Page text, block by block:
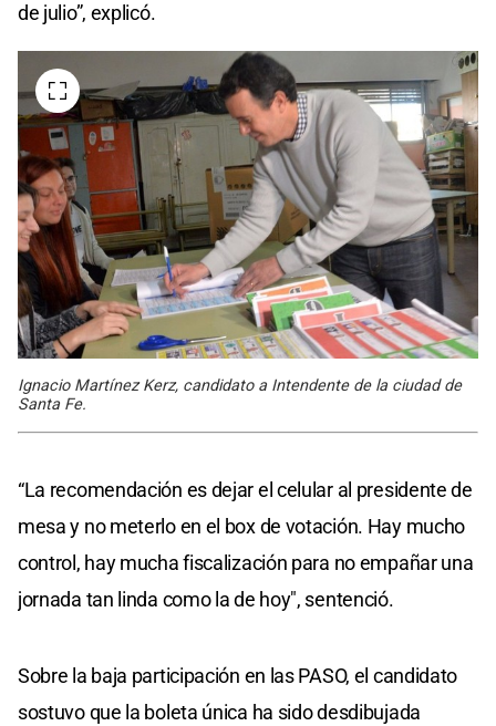
de julio”, explicó.
Ignacio Martínez Kerz, candidato a Intendente de la ciudad de
Santa Fe.
“La recomendación es dejar el celular al presidente de
mesa y no meterlo en el box de votación. Hay mucho
control, hay mucha fiscalización para no empañar una
jornada tan linda como la de hoy", sentenció.
Sobre la baja participación en las PASO, el candidato
sostuvo que la boleta única ha sido desdibujada